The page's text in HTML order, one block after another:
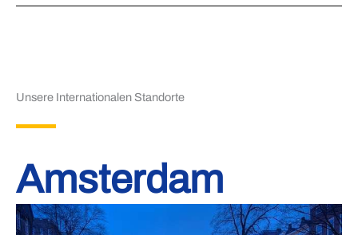
Unsere Internationalen Standorte
Amsterdam